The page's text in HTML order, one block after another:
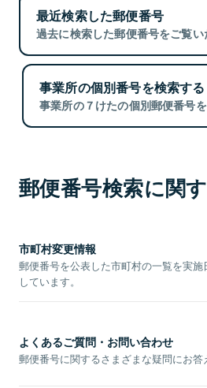
最近検索した郵便番号
過去に検索した郵便番号をご覧い
事業所の個別番号を検索する
事業所の７けたの個別郵便番号を
郵便番号検索に関
市町村変更情報
郵便番号を公表した市町村の一覧を実
しています。
よくあるご質問・お問い合わせ
郵便番号に関するさまざまな疑問にお答